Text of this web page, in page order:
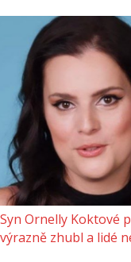
Syn Ornelly Koktové
výrazně zhubl a lidé